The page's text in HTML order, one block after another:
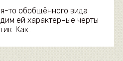
то обобщённого вида
ей характерные черты
Как…